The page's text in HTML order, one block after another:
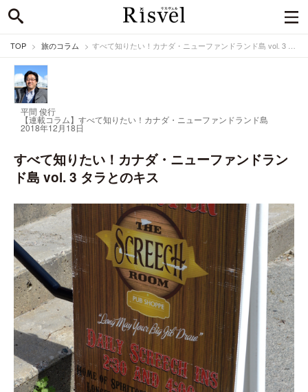
TOP 旅のコラム すべて知りたい！カナダ・ニューファンドランド島 vol. 3 タラとのキス
平間 俊行
【連載コラム】すべて知りたい！カナダ・ニューファンドランド島
2018年12月18日
すべて知りたい！カナダ・ニューファンドラン
ド島 vol. 3 タラとのキス